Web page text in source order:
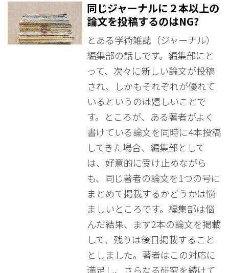
同じジャーナルに２本以上の
論文を投稿するのはNG?
とある学術雑誌（ジャーナル）
編集部の話しです。編集部にと
って、次々に新しい論文が投稿
され、しかもそれぞれが優れて
いるというのは嬉しいことで
す。ところが、ある著者がよく
書けている論文を同時に4本投稿
してきた場合、編集部として
は、好意的に受け止めながら
も、同じ著者の論文を1つの号に
まとめて掲載するかどうかは悩
ましいところです。編集部は悩
んだ結果、まず2本の論文を掲載
して、残りは後日掲載すること
としました。著者はこの対応に
満足し、さらなる研究を続けて